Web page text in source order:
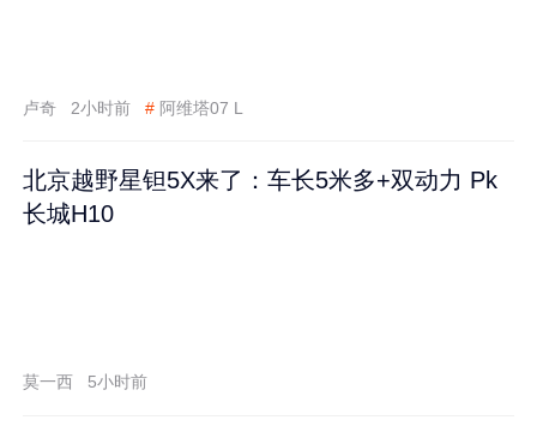
卢奇 2小时前 # 阿维塔07 L
北京越野星钽5X来了：车长5米多+双动力 Pk
长城H10
莫一西 5小时前